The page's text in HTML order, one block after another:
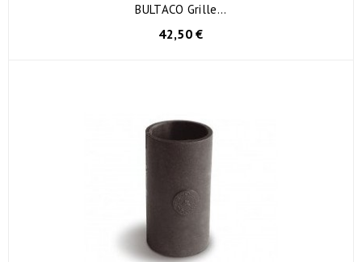
BULTACO Grille...
42,50 €